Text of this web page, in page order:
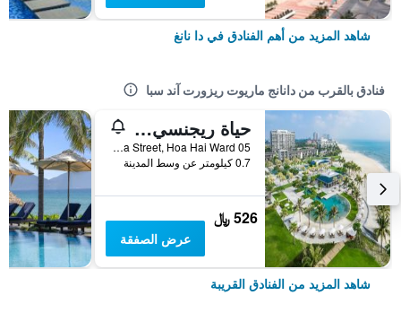
شاهد المزيد من أهم الفنادق في دا نانغ
فنادق بالقرب من دانانج ماريوت ريزورت آند سبا
حياة ريجنسي دانانج ريزورت آند سبا
05 Truong Sa Street, Hoa Hai Ward, دا نانغ, فيتنام
0.7 كيلومتر عن وسط المدينة
526 ﷼
عرض الصفقة
شاهد المزيد من الفنادق القريبة